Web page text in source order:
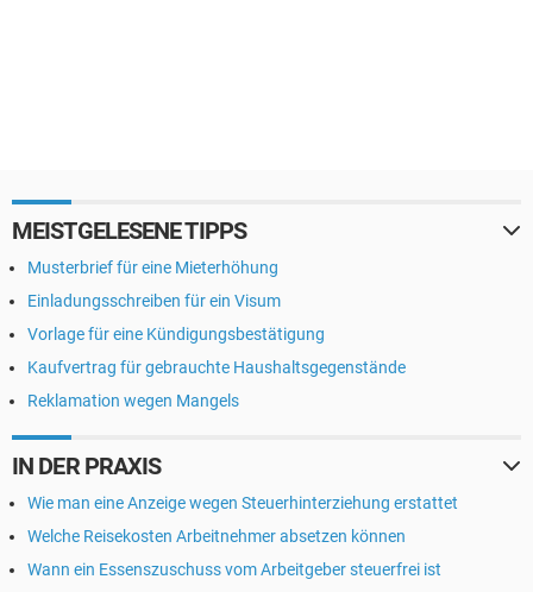
MEISTGELESENE TIPPS
Musterbrief für eine Mieterhöhung
Einladungsschreiben für ein Visum
Vorlage für eine Kündigungsbestätigung
Kaufvertrag für gebrauchte Haushaltsgegenstände
Reklamation wegen Mangels
IN DER PRAXIS
Wie man eine Anzeige wegen Steuerhinterziehung erstattet
Welche Reisekosten Arbeitnehmer absetzen können
Wann ein Essenszuschuss vom Arbeitgeber steuerfrei ist